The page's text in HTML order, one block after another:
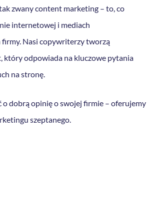
zwany content marketing – to, co
internetowej i mediach
firmy. Nasi copywriterzy tworzą
który odpowiada na kluczowe pytania
na stronę.
o dobrą opinię o swojej firmie – oferujemy
szeptanego.